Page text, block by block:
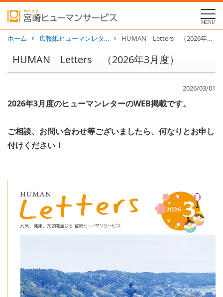
MENU
ホーム 広報紙ヒューマンレタ… HUMAN Letters （2026年3月度）
HUMAN Letters （2026年3月度）
2026/03/01
2026年3月度のヒューマンレターのWEB掲載です。
ご相談、お問い合わせ等ございましたら、何なりとお申し
付けください！